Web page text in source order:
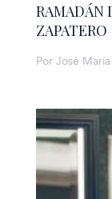
RAMADÁN
ZAPATERO
Por José